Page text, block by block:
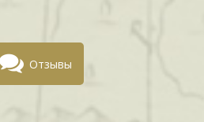
Отзывы